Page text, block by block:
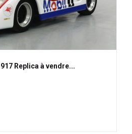
Replica à vendre...